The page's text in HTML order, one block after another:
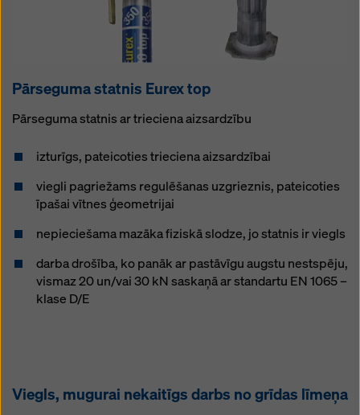
Pārseguma statnis Eurex top
Pārseguma statnis ar trieciena aizsardzību
izturīgs, pateicoties trieciena aizsardzībai
viegli pagriežams regulēšanas uzgrieznis, pateicoties
īpašai vītnes ģeometrijai
nepieciešama mazāka fiziskā slodze, jo statnis ir viegls
darba drošība, ko panāk ar pastāvīgu augstu nestspēju,
vismaz 20 un/vai 30 kN saskaņā ar standartu EN 1065 –
klase D/E
Viegls, mugurai nekaitīgs darbs no grīdas līmeņa